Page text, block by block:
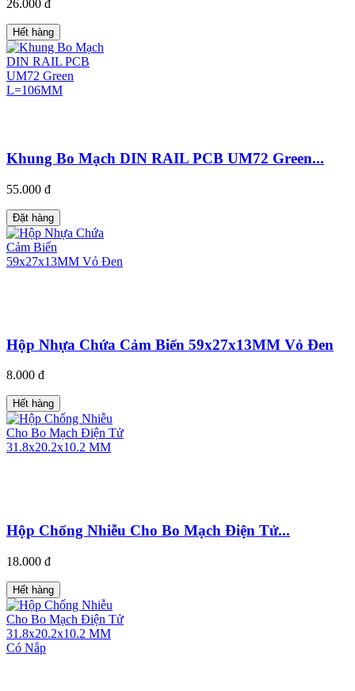
26.000 đ
Hết hàng
Khung Bo Mạch DIN RAIL PCB UM72 Green...
55.000 đ
Đặt hàng
Hộp Nhựa Chứa Cảm Biến 59x27x13MM Vỏ Đen
8.000 đ
Hết hàng
Hộp Chống Nhiễu Cho Bo Mạch Điện Tử...
18.000 đ
Hết hàng